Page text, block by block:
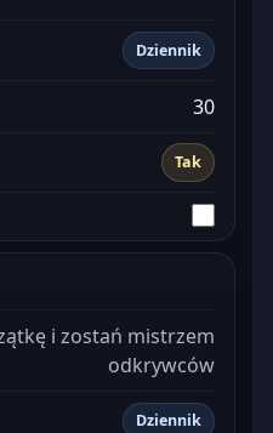
Dziennik
Tak
30
i zostań mistrzem
odkrywców
Dziennik